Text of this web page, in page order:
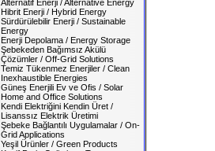
Alternatif Enerji / Alternative Energy
Hibrit Enerji / Hybrid Energy
Sürdürülebilir Enerji / Sustainable
Energy
Enerji Depolama / Energy Storage
Şebekeden Bağımsız Akülü
Çözümler / Off-Grid Solutions
Temiz Tükenmez Enerjiler / Clean
Inexhaustible Energies
Güneş Enerjili Ev ve Ofis / Solar
Home and Office Solutions
Kendi Elektriğini Kendin Üret /
Lisanssız Elektrik Üretimi
Şebeke Bağlantılı Uygulamalar / On-
Grid Applications
Yeşil Ürünler / Green Products